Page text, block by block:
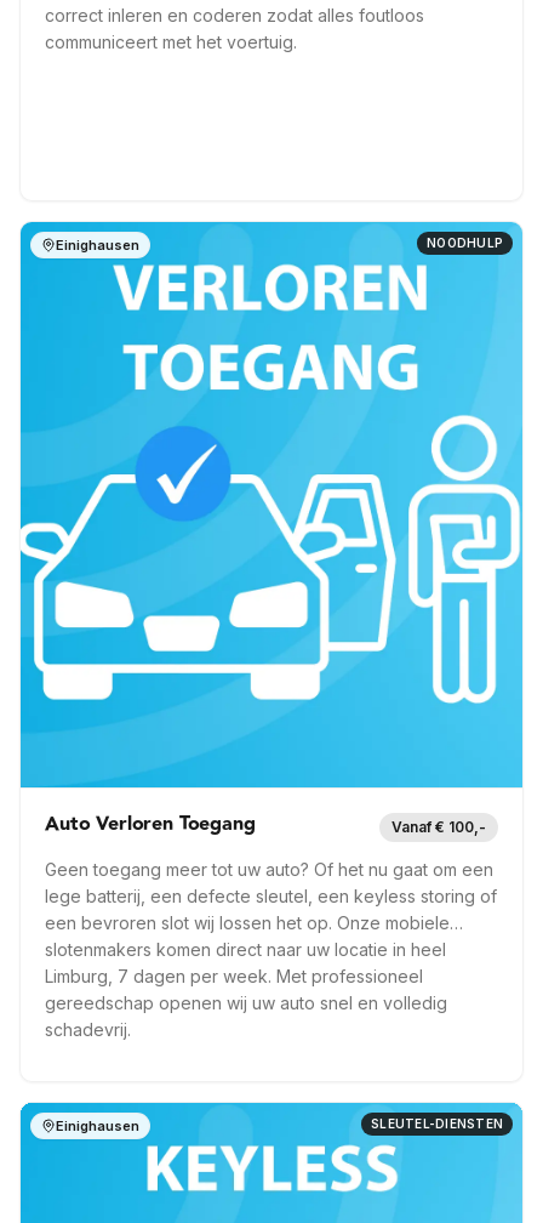
correct inleren en coderen zodat alles foutloos
communiceert met het voertuig.
6 mnd garantie Snel ter plaatse
Einighausen NOODHULP
Auto Verloren Toegang Vanaf € 100,-
Geen toegang meer tot uw auto? Of het nu gaat om een
lege batterij, een defecte sleutel, een keyless storing of
een bevroren slot wij lossen het op. Onze mobiele
slotenmakers komen direct naar uw locatie in heel
Limburg, 7 dagen per week. Met professioneel
gereedschap openen wij uw auto snel en volledig
schadevrij.
Einighausen SLEUTEL-DIENSTEN